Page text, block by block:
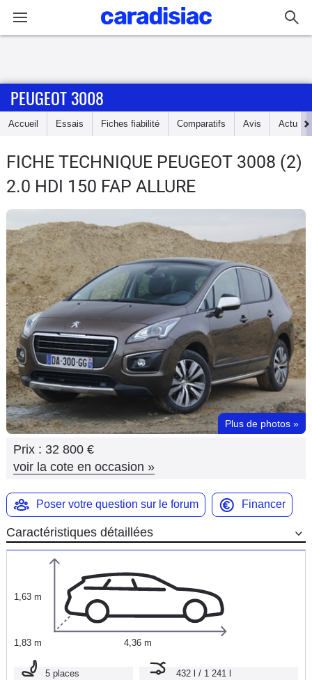
Accueil
Essais
Guide
d'achat
Electriques
Utilitaires
Flottes
Auto
Services
Forum
Moto
Marques
PEUGEOT 3008
Accueil Essais Fiches fiabilité Comparatifs Avis Actu
FICHE TECHNIQUE PEUGEOT 3008 (2)
2.0 HDI 150 FAP ALLURE
Plus de photos »
Prix : 32 800 €
voir la cote en occasion »
Poser votre question sur le forum Financer
Caractéristiques détaillées
1,63 m
1,83 m 4,36 m
5 places 432 l / 1 241 l